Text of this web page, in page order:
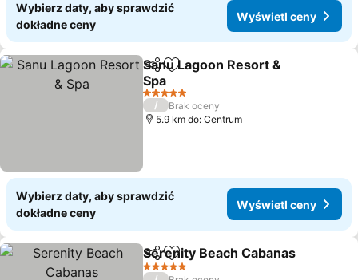
Wybierz daty, aby sprawdzić
dokładne ceny
Wyświetl ceny
Udostępnij
Dodaj do ulubionych
Sanu Lagoon Resort &
Spa
5 Kategoria
/
Brak oceny
5.9 km do: Centrum
Wybierz daty, aby sprawdzić
dokładne ceny
Wyświetl ceny
Udostępnij
Dodaj do ulubionych
Serenity Beach Cabanas
5 Kategoria